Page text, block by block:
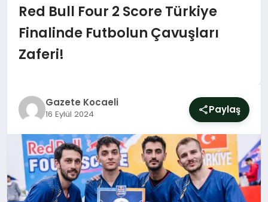
MAGAZIN
YAŞAM
DÜNYA
SAĞLIK
Red Bull Four 2 Score Türkiye
Finalinde Futbolun Çavuşları
Zaferi!
Gazete Kocaeli
16 Eylül 2024 Paylaş